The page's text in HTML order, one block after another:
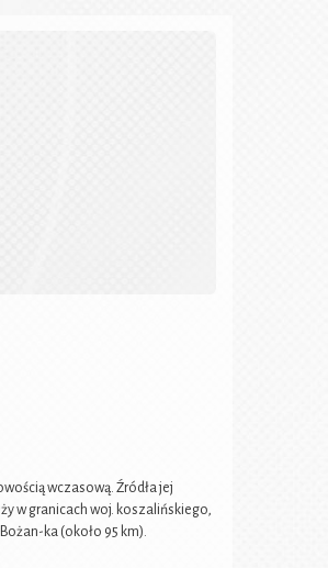
wczasową. Źródła jej
w granicach woj. koszalińskiego,
ka (około 95 km).